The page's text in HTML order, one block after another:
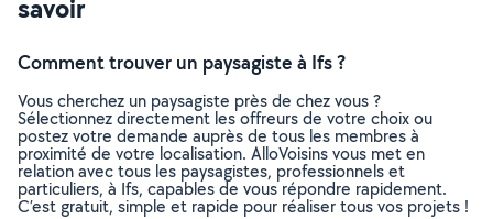
savoir
Comment trouver un paysagiste à Ifs ?
Vous cherchez un paysagiste près de chez vous ?
Sélectionnez directement les offreurs de votre choix ou
postez votre demande auprès de tous les membres à
proximité de votre localisation. AlloVoisins vous met en
relation avec tous les paysagistes, professionnels et
particuliers, à Ifs, capables de vous répondre rapidement.
C’est gratuit, simple et rapide pour réaliser tous vos projets !